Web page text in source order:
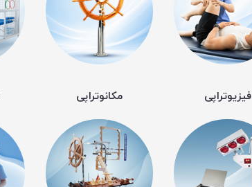
فیزیوتراپی مکانوتراپی